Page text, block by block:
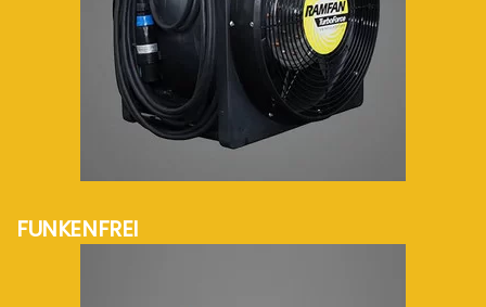
FUNKENFREI